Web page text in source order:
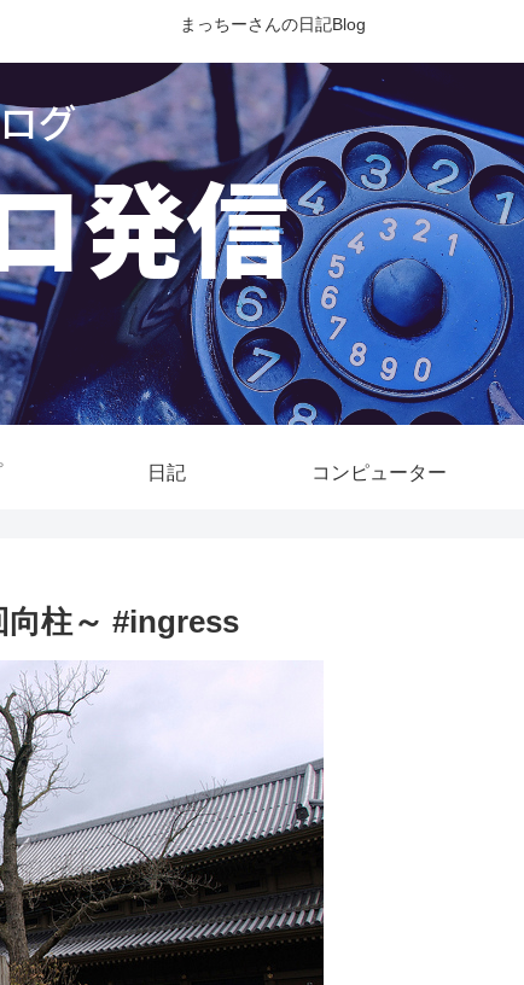
まっちーさんの日記Blog
日記 コンピューター
柱～ #ingress